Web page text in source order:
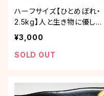
ハーフサイズ【ひとめぼれ・
2.5kg】人と生き物に優しい
ふゆみずたんぽ米「R6年産
ひとめぼれ」
¥3,000
SOLD OUT